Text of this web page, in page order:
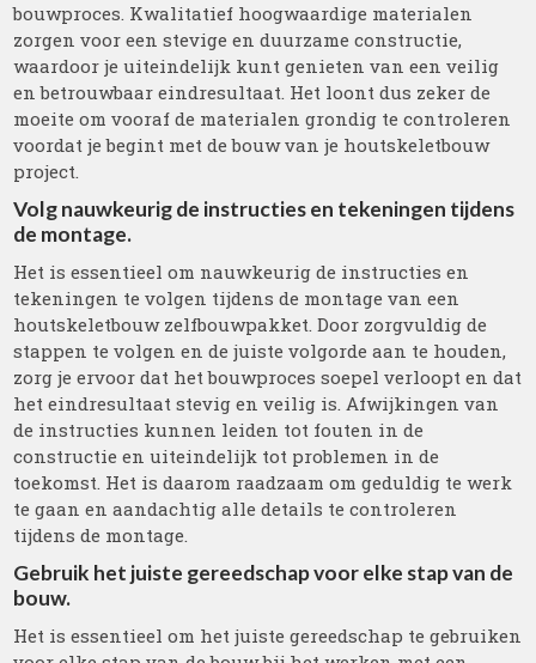
bouwproces. Kwalitatief hoogwaardige materialen
zorgen voor een stevige en duurzame constructie,
waardoor je uiteindelijk kunt genieten van een veilig
en betrouwbaar eindresultaat. Het loont dus zeker de
moeite om vooraf de materialen grondig te controleren
voordat je begint met de bouw van je houtskeletbouw
project.
Volg nauwkeurig de instructies en tekeningen tijdens
de montage.
Het is essentieel om nauwkeurig de instructies en
tekeningen te volgen tijdens de montage van een
houtskeletbouw zelfbouwpakket. Door zorgvuldig de
stappen te volgen en de juiste volgorde aan te houden,
zorg je ervoor dat het bouwproces soepel verloopt en dat
het eindresultaat stevig en veilig is. Afwijkingen van
de instructies kunnen leiden tot fouten in de
constructie en uiteindelijk tot problemen in de
toekomst. Het is daarom raadzaam om geduldig te werk
te gaan en aandachtig alle details te controleren
tijdens de montage.
Gebruik het juiste gereedschap voor elke stap van de
bouw.
Het is essentieel om het juiste gereedschap te gebruiken